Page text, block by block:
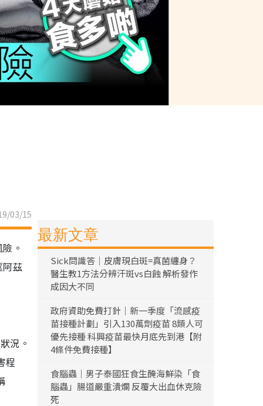
03/15
。
阿茲
況。
程
最新文章
Sick問識答｜皮膚現白斑=真菌纏身？
醫生教1方法分辨汗斑vs白蝕 解析發作
成因大不同
政府資助免費打針｜新一季度「流感疫
苗接種計劃」引入130萬劑疫苗 8類人可
優先接種 科興疫苗最快月底先到港【附
4條件免費接種】
食腦蟲｜男子泰國狂食生醃海鮮染「食
腦蟲」腸道嚴重潰爛 反覆大出血休克險
死